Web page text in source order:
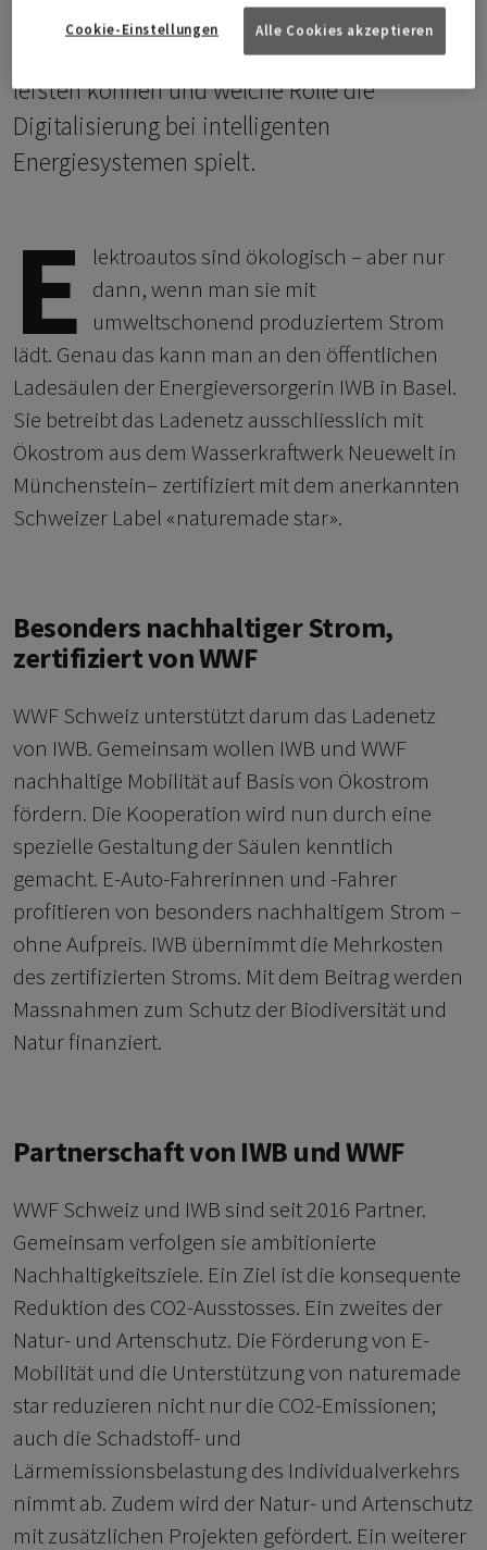
Interview befragt, wie Kundinnen und
Kunden einen Beitrag zur Klimafreundlichkeit
leisten können und welche Rolle die
Digitalisierung bei intelligenten
Energiesystemen spielt.
E lektroautos sind ökologisch – aber nur
dann, wenn man sie mit
umweltschonend produziertem Strom
lädt. Genau das kann man an den öffentlichen
Ladesäulen der Energieversorgerin IWB in Basel.
Sie betreibt das Ladenetz ausschliesslich mit
Ökostrom aus dem Wasserkraftwerk Neuewelt in
Münchenstein– zertifiziert mit dem anerkannten
Schweizer Label «naturemade star».
Besonders nachhaltiger Strom,
zertifiziert von WWF
WWF Schweiz unterstützt darum das Ladenetz
von IWB. Gemeinsam wollen IWB und WWF
nachhaltige Mobilität auf Basis von Ökostrom
fördern. Die Kooperation wird nun durch eine
spezielle Gestaltung der Säulen kenntlich
gemacht. E-Auto-Fahrerinnen und -Fahrer
profitieren von besonders nachhaltigem Strom –
ohne Aufpreis. IWB übernimmt die Mehrkosten
des zertifizierten Stroms. Mit dem Beitrag werden
Massnahmen zum Schutz der Biodiversität und
Natur finanziert.
Partnerschaft von IWB und WWF
WWF Schweiz und IWB sind seit 2016 Partner.
Gemeinsam verfolgen sie ambitionierte
Nachhaltigkeitsziele. Ein Ziel ist die konsequente
Reduktion des CO2-Ausstosses. Ein zweites der
Natur- und Artenschutz. Die Förderung von E-
Mobilität und die Unterstützung von naturemade
star reduzieren nicht nur die CO2-Emissionen;
auch die Schadstoff- und
Lärmemissionsbelastung des Individualverkehrs
nimmt ab. Zudem wird der Natur- und Artenschutz
mit zusätzlichen Projekten gefördert. Ein weiterer
Alle Cookies akzeptieren
Cookie-Einstellungen